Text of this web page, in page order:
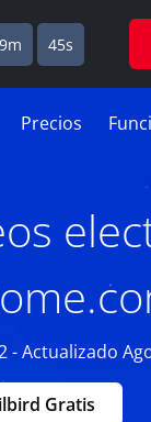
Precios
- Actualizado
Gratis
44s